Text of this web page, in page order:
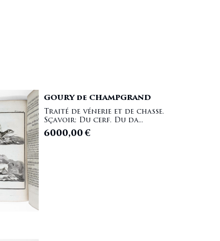
GOURY de CHAMPGRAND
Traité de vénerie et de chasse.
Sçavoir: Du cerf. Du da...
6000,00€